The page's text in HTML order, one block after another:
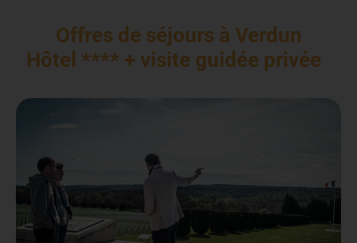
Offres de séjours à Verdun
Hôtel **** + visite guidée privée